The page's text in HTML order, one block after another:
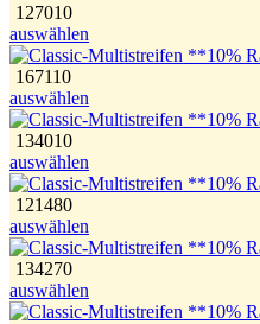
127010
auswählen
167110
auswählen
134010
auswählen
121480
auswählen
134270
auswählen